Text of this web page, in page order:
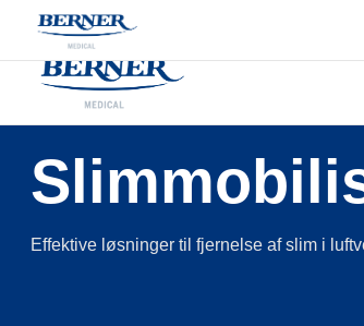
/Produkter/Hjemmebehandling respiration
Effektive løsninger til fjernelse af slim i